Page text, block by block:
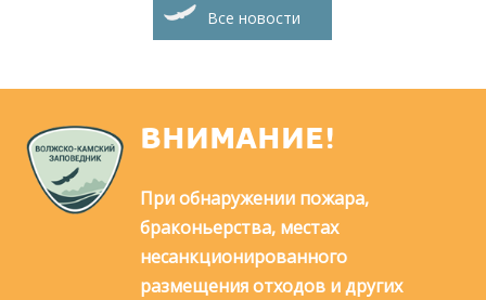
Все новости
ВНИМАНИЕ!
При обнаружении пожара,
браконьерства, местах
несанкционированного
размещения отходов и других